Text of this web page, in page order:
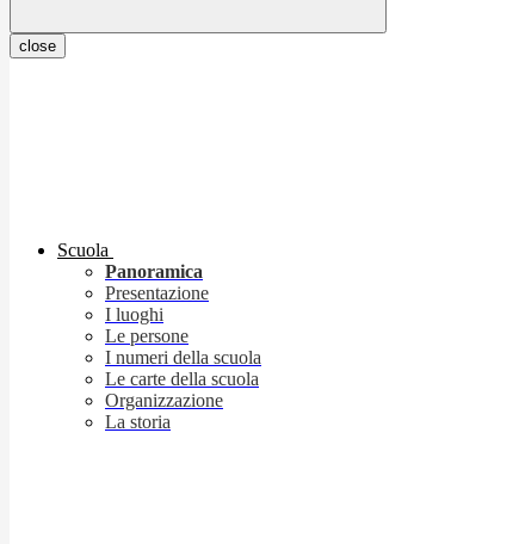
close
Scuola
Panoramica
Presentazione
I luoghi
Le persone
I numeri della scuola
Le carte della scuola
Organizzazione
La storia